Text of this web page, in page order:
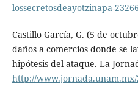
lossecretosdeayotzinapa-
Castillo García, G. (5 de
daños a comercios donde se
hipótesis del ataque. La
http://